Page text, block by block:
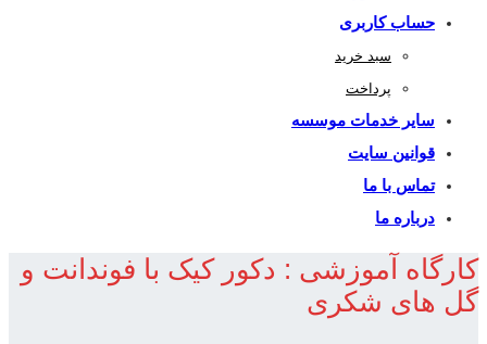
حساب کاربری
سبد خرید
پرداخت
سایر خدمات موسسه
قوانین سایت
تماس با ما
درباره ما
کارگاه آموزشی : دکور کیک با فوندانت و
گل های شکری